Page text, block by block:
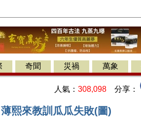
奇聞 災禍 萬象
人氣： 308,098 分享：
熙來教訓瓜瓜失敗(圖)